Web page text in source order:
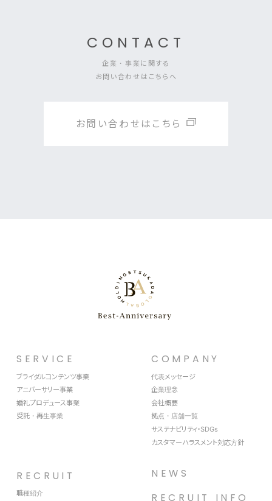
CONTACT
企業・事業に関する
お問い合わせはこちらへ
お問い合わせはこちら
SERVICE
ブライダルコンテンツ事業
アニバーサリー事業
婚礼プロデュース事業
受託・再生事業
COMPANY
代表メッセージ
企業理念
会社概要
拠点・店舗一覧
サステナビリティ・SDGs
カスタマーハラスメント対応方針
RECRUIT
職種紹介
NEWS
RECRUIT INFO